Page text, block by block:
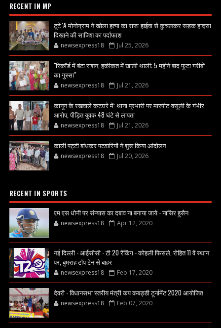
RECENT IN MP
टूटे 'A' मोनोग्राम ने खोला हत्या का राज: हाईवा से कुचलकर सड़क हादसा
दिखाने की साजिश का पर्दाफाश
newsexpress18 Jul 25, 2026
"रिकॉर्ड में बंटा राशन, हकीकत में खाली थाली; 5 महीने बाद फूटा गरीबों
का गुस्सा"
newsexpress18 Jul 21, 2026
कानून के रखवाले कटघरे में: थाना प्रभारी पर मारपीट-वसूली के गंभीर
आरोप, पीड़ित युवक 48 घंटे से लापता
newsexpress18 Jul 21, 2026
काली पट्टी बांधकर पटवारियों ने शुरू किया आंदोलन
newsexpress18 Jul 20, 2026
RECENT IN SPORTS
एम एस धोनी पर संन्यास का दबाव ना बनाया जाये - नासिर हुसैन
newsexpress18 Apr 12, 2020
नई दिल्ली - आईसीसी - टी 20 रैंकिंग - कोहली फिसले, रोहित 11 वें स्थान
पर, बुमराह टॉप टेन से बाहर
newsexpress18 Feb 17, 2020
देवरी - विधानसभा स्तरीय मंत्री कप कबड्डी टूर्नामेंट 2020 आयोजित
newsexpress18 Feb 07, 2020